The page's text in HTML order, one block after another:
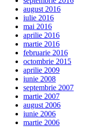
august 2016
iulie 2016
mai 2016
aprilie 2016
martie 2016
februarie 2016
octombrie 2015
aprilie 2009
iunie 2008
septembrie 2007
martie 2007
august 2006
iunie 2006
martie 2006